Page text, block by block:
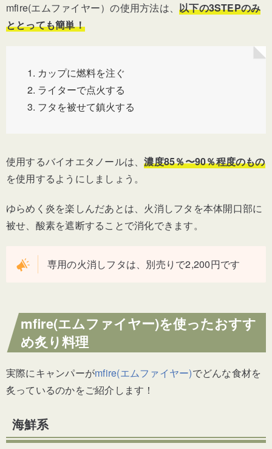
mfire(エムファイヤー）の使用方法は、以下の3STEPのみ
ととっても簡単！
カップに燃料を注ぐ
ライターで点火する
フタを被せて鎮火する
使用するバイオエタノールは、濃度85％〜90％程度のもの
を使用するようにしましょう。
ゆらめく炎を楽しんだあとは、火消しフタを本体開口部に
被せ、酸素を遮断することで消化できます。
専用の火消しフタは、別売りで2,200円です
mfire(エムファイヤー)を使ったおすす
め炙り料理
実際にキャンパーがmfire(エムファイヤー)でどんな食材を
炙っているのかをご紹介します！
海鮮系